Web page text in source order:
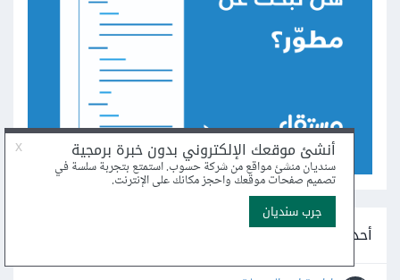
أحدث أسئلة التسويق والمبيعات